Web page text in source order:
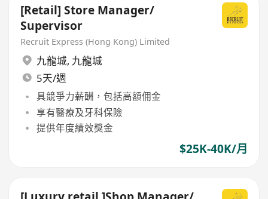
[Retail] Store Manager/
Supervisor
Recruit Express (Hong Kong) Limited
九龍城, 九龍城
5天/週
具競爭力薪酬，包括高額佣金
享有醫療及牙科保險
提供年度績效獎金
$25K-40K/月